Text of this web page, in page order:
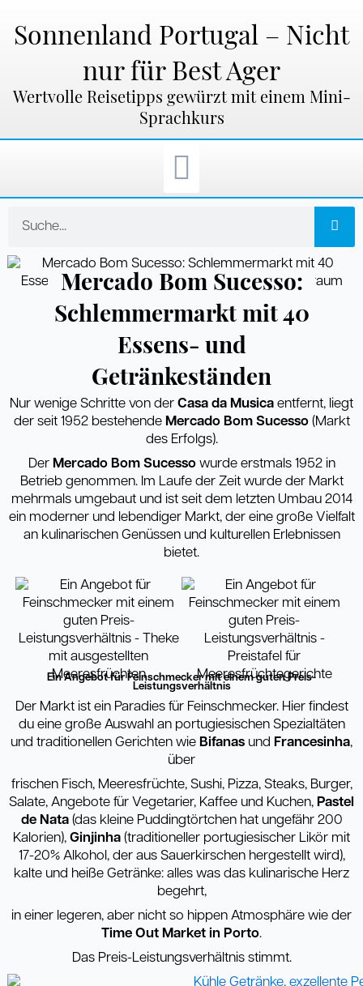
Inhalt
springen
Sonnenland Portugal – Nicht
nur für Best Ager
Wertvolle Reisetipps gewürzt mit einem Mini-
Sprachkurs
Mercado Bom Sucesso:
Schlemmermarkt mit 40
Essens- und
Getränkeständen
Nur wenige Schritte von der Casa da Musica entfernt, liegt
der seit 1952 bestehende Mercado Bom Sucesso (Markt
des Erfolgs).
Der Mercado Bom Sucessowurde erstmals 1952 in
Betrieb genommen. Im Laufe der Zeit wurde der Markt
mehrmals umgebaut und ist seit dem letzten Umbau 2014
ein moderner und lebendiger Markt, der eine große Vielfalt
an kulinarischen Genüssen und kulturellen Erlebnissen
bietet.
Ein Angebot für Feinschmecker mit einem guten Preis-
Leistungsverhältnis
Der Markt ist ein Paradies für Feinschmecker. Hier findest
du eine große Auswahl an portugiesischen Spezialtäten
und traditionellen Gerichten wie Bifanas und Francesinha,
über
frischen Fisch, Meeresfrüchte, Sushi, Pizza, Steaks, Burger,
Salate, Angebote für Vegetarier, Kaffee und Kuchen, Pastel
de Nata (das kleine Puddingtörtchen hat ungefähr 200
Kalorien), Ginjinha (traditioneller portugiesischer Likör mit
17-20% Alkohol, der aus Sauerkirschen hergestellt wird),
kalte und heiße Getränke: alles was das kulinarische Herz
begehrt,
in einer legeren, aber nicht so hippen Atmosphäre wie der
Time Out Market in Porto.
Das Preis-Leistungsverhältnis stimmt.